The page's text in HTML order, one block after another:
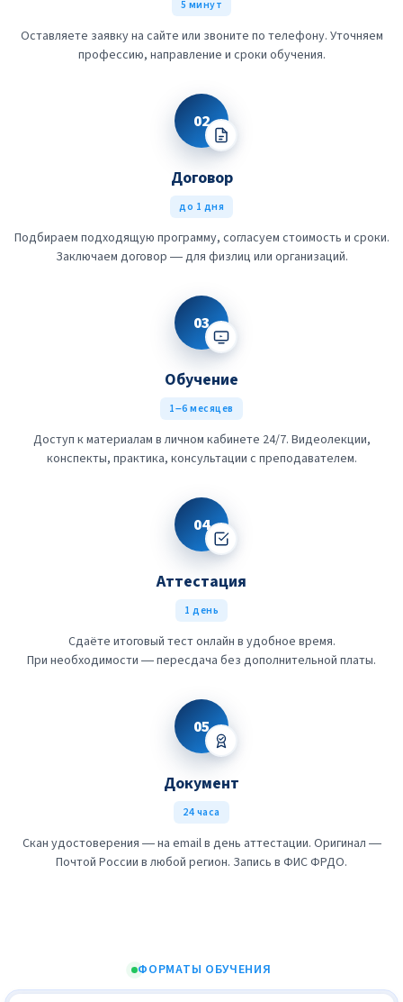
5 минут
Оставляете заявку на сайте или звоните по телефону. Уточняем
профессию, направление и сроки обучения.
02
Договор
до 1 дня
Подбираем подходящую программу, согласуем стоимость и сроки.
Заключаем договор — для физлиц или организаций.
03
Обучение
1–6 месяцев
Доступ к материалам в личном кабинете 24/7. Видеолекции,
конспекты, практика, консультации с преподавателем.
04
Аттестация
1 день
Сдаёте итоговый тест онлайн в удобное время.
При необходимости — пересдача без дополнительной платы.
05
Документ
24 часа
Скан удостоверения — на email в день аттестации. Оригинал —
Почтой России в любой регион. Запись в ФИС ФРДО.
ФОРМАТЫ ОБУЧЕНИЯ